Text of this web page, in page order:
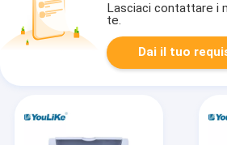
Lasciaci contattare i
te.
Dai il tuo